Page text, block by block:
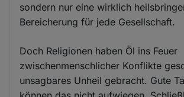
sondern nur eine wirklich
Bereicherung für jede Gesellschaft.
Doch Religionen haben Öl ins Feuer
zwischenmenschlicher Konflikte
unsagbares Unheil gebracht. Gute